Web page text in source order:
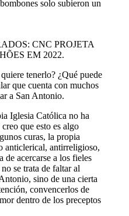
solo subieron un
CNC PROJETA
EM 2022.
tenerlo? ¿Qué puede
que cuenta con muchos
a San Antonio.
Iglesia Católica no ha
que esto es algo
curas, la propia
anticlerical, antirreligioso,
de acercarse a los fieles
se trata de faltar al
sino de una cierta
convencerlos de
dentro de los preceptos